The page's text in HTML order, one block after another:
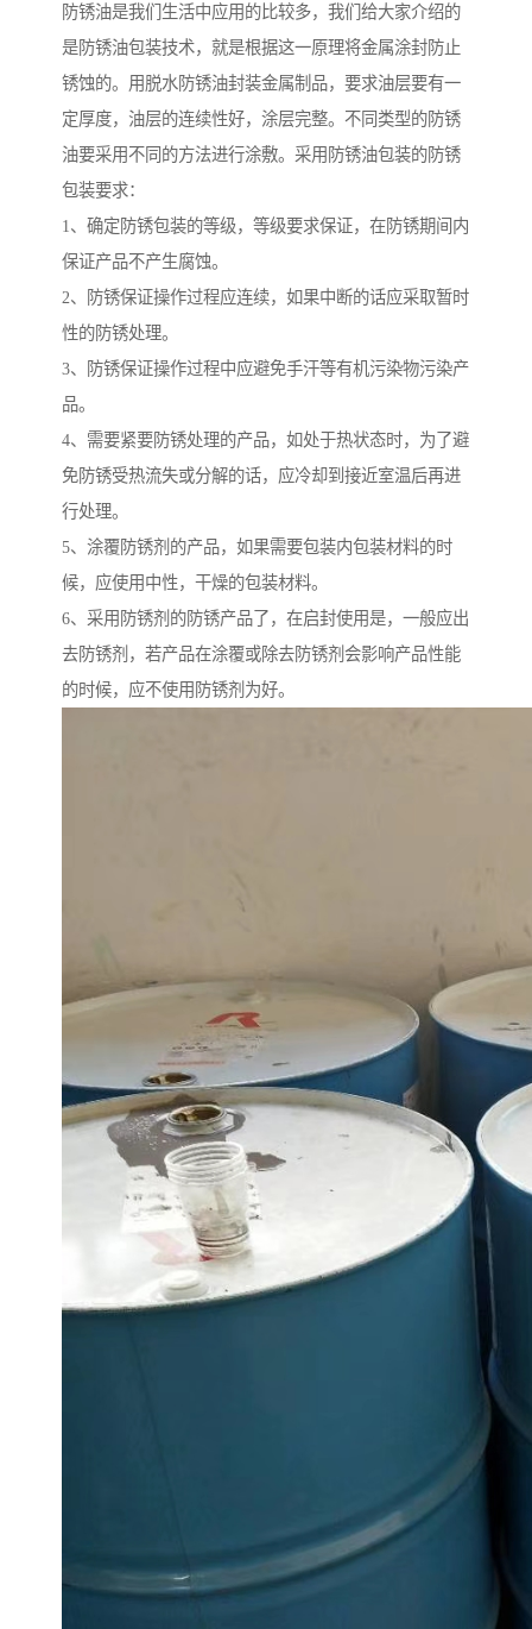
防锈油是我们生活中应用的比较多，我们给大家介绍的
是防锈油包装技术，就是根据这一原理将金属涂封防止
锈蚀的。用脱水防锈油封装金属制品，要求油层要有一
定厚度，油层的连续性好，涂层完整。不同类型的防锈
油要采用不同的方法进行涂敷。采用防锈油包装的防锈
包装要求：
1、确定防锈包装的等级，等级要求保证，在防锈期间内
保证产品不产生腐蚀。
2、防锈保证操作过程应连续，如果中断的话应采取暂时
性的防锈处理。
3、防锈保证操作过程中应避免手汗等有机污染物污染产
品。
4、需要紧要防锈处理的产品，如处于热状态时，为了避
免防锈受热流失或分解的话，应冷却到接近室温后再进
行处理。
5、涂覆防锈剂的产品，如果需要包装内包装材料的时
候，应使用中性，干燥的包装材料。
6、采用防锈剂的防锈产品了，在启封使用是，一般应出
去防锈剂，若产品在涂覆或除去防锈剂会影响产品性能
的时候，应不使用防锈剂为好。